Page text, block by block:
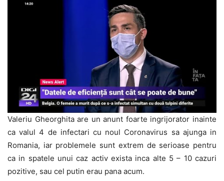
Valeriu Gheorghita are un anunt foarte ingrijorator inainte
ca valul 4 de infectari cu noul Coronavirus sa ajunga in
Romania, iar problemele sunt extrem de serioase pentru
ca in spatele unui caz activ exista inca alte 5 – 10 cazuri
pozitive, sau cel putin erau pana acum.